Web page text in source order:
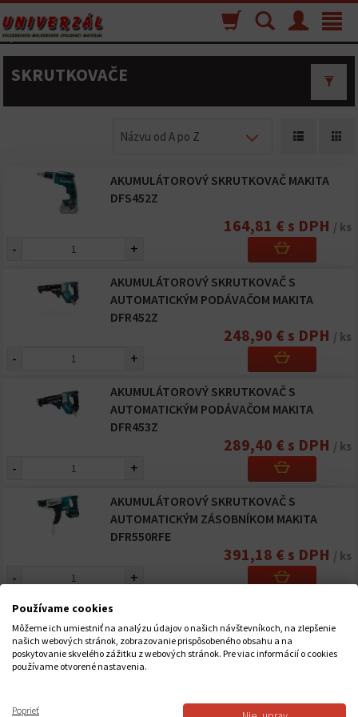
Toggle
Menu
Vyhľadávanie
Nákupný
košík
SKRUTKOVAČE
Názvu od A po Z
AKUMULÁTOROVÝ SKRUTKOVAČ MAKITA
DFS452Z
164,81 € s DPH / ks
- +
AKUMULÁTOROVÝ SKRUTKOVAČ S
AUTOMATICKÝM PODÁVAČOM MAKITA
DFR452Z
248,90 € s DPH / ks
- +
AKUMULÁTOROVÝ SKRUTKOVAČ S
AUTOMATICKÝM PODÁVAČOM MAKITA
DFR453Z
289,40 € s DPH / ks
- +
AKUMULÁTOROVÝ SKRUTKOVAČ S
AUTOMATICKÝM ZÁSOBNÍKOM MAKITA
DFR550RFE
391,18 € s DPH / ks
- +
AKUMULÁTOROVÝ SKRUTKOVAČ S
AUTOMATICKÝM ZÁSOBNÍKOM MAKITA
DFR550Z
212,93 € s DPH
Používame cookies
Môžeme ich umiestniť na analýzu údajov o našich návštevníkoch, na zlepšenie
našich webových stránok, zobrazovanie prispôsobeného obsahu a na
poskytovanie skvelého zážitku z webových stránok. Pre viac informácií o cookies
používame otvorené nastavenia.
Poprieť